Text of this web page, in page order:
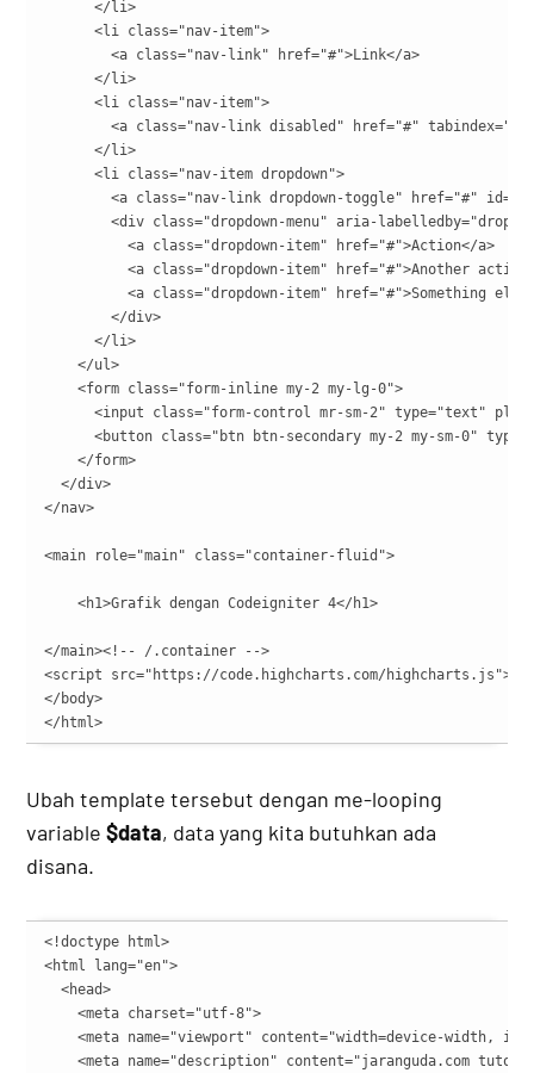
      </li>
      <li class="nav-item">
        <a class="nav-link" href="#">Link</a>
      </li>
      <li class="nav-item">
<a class="nav-link disabled" href="#" tabindex="-
      </li>
      <li class="nav-item dropdown">
<a class="nav-link dropdown-toggle" href="#"
<div class="dropdown-menu" aria-
          <a class="dropdown-item" href="#">Action</a>
<a class="dropdown-item" href="#">Another
<a class="dropdown-item" href="#">Something else
        </div>
      </li>
    </ul>
    <form class="form-inline my-2 my-lg-0">
<input class="form-control mr-sm-2" type="text"
<button class="btn btn-secondary my-2 my-sm-0"
    </form>
  </div>
</nav>
<main role="main" class="container-fluid">
    <h1>Grafik dengan Codeigniter 4</h1>
</main><!-- /.container -->
<script src="https://code.highcharts.com/highcharts.js"></
</body>
</html>
Ubah template tersebut dengan me-looping
variable$data, data yang kita butuhkan ada
disana.
<!doctype html>
<html lang="en">
  <head>
    <meta charset="utf-8">
<meta name="viewport" content="width=device-width,
<meta name="description" content="jaranguda.com